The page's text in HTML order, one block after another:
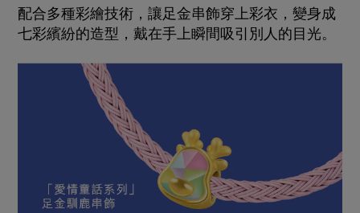
配合多種彩繪技術，讓足金串飾穿上彩衣，變身成
七彩繽紛的造型，戴在手上瞬間吸引別人的目光。